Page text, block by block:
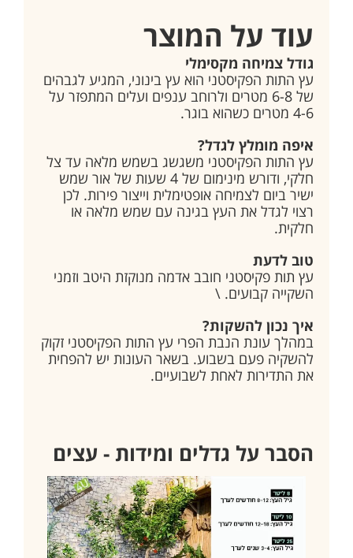
עוד על המוצר
גודל צמיחה מקסימלי
עץ התות הפקיסטני הוא עץ בינוני, המגיע לגבהים
של 6-8 מטרים ולרוחב ענפים ועלים המתפזר על
4-6 מטרים כשהוא בוגר.
איפה מומלץ לגדל?
עץ התות הפקיסטני משגשג בשמש מלאה עד צל
חלקי, ודורש מינימום של 4 שעות של אור שמש
ישיר ביום לצמיחה אופטימלית וייצור פירות. לכן
רצוי לגדל את העץ בגינה עם שמש מלאה או
חלקית.
טוב לדעת
עץ תות פקיסטני חובב אדמה מנוקזת היטב וזמני
השקייה קבועים. \
איך נכון להשקות?
במהלך עונת הנבת הפרי עץ התות הפקיסטני זקוק
להשקיה פעם בשבוע. בשאר העונות יש להפחית
את התדירות לאחת לשבועיים.
הסבר על גדלים ומידות - עצים